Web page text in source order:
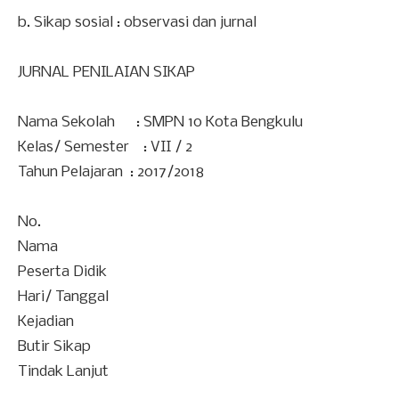
b. Sikap sosial : observasi dan jurnal
JURNAL PENILAIAN SIKAP
Nama Sekolah : SMPN 10 Kota Bengkulu
Kelas/ Semester : VII / 2
Tahun Pelajaran : 2017/2018
No.
Nama
Peserta Didik
Hari/ Tanggal
Kejadian
Butir Sikap
Tindak Lanjut